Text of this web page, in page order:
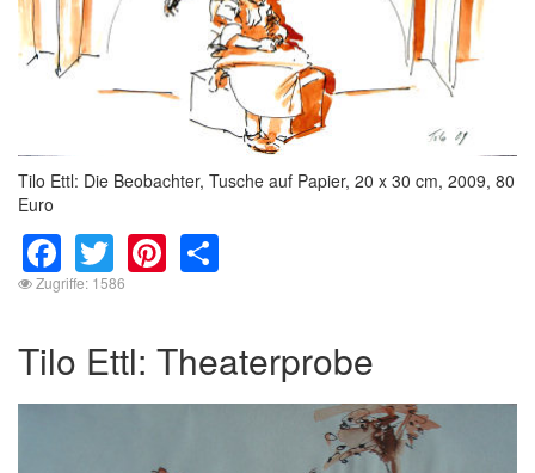
Tilo Ettl: Die Beobachter, Tusche auf Papier, 20 x 30 cm, 2009, 80
Euro
Facebook
TwitterPinterest
Zugriffe: 1586
Tilo Ettl: Theaterprobe